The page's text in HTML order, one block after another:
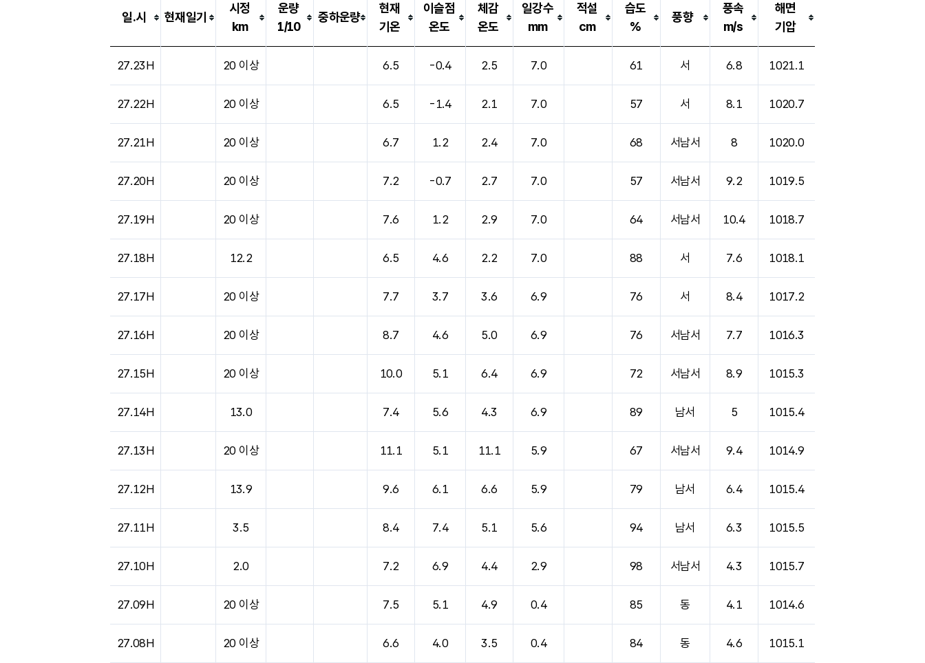
일.시 현재일기
시정
km
운량
1/10
중하운량
현재
기온
이슬점
온도
체감
온도
일강수
mm
적설
cm
습도
%
풍향
풍속
m/s
해면
기압
27.23H 20 이상 6.5 -0.4 2.5 7.0 61 서 6.8 1021.1
27.22H 20 이상 6.5 -1.4 2.1 7.0 57 서 8.1 1020.7
27.21H 20 이상 6.7 1.2 2.4 7.0 68 서남서 8 1020.0
27.20H 20 이상 7.2 -0.7 2.7 7.0 57 서남서 9.2 1019.5
27.19H 20 이상 7.6 1.2 2.9 7.0 64 서남서 10.4 1018.7
27.18H 12.2 6.5 4.6 2.2 7.0 88 서 7.6 1018.1
27.17H 20 이상 7.7 3.7 3.6 6.9 76 서 8.4 1017.2
27.16H 20 이상 8.7 4.6 5.0 6.9 76 서남서 7.7 1016.3
27.15H 20 이상 10.0 5.1 6.4 6.9 72 서남서 8.9 1015.3
27.14H 13.0 7.4 5.6 4.3 6.9 89 남서 5 1015.4
27.13H 20 이상 11.1 5.1 11.1 5.9 67 서남서 9.4 1014.9
27.12H 13.9 9.6 6.1 6.6 5.9 79 남서 6.4 1015.4
27.11H 3.5 8.4 7.4 5.1 5.6 94 남서 6.3 1015.5
27.10H 2.0 7.2 6.9 4.4 2.9 98 서남서 4.3 1015.7
27.09H 20 이상 7.5 5.1 4.9 0.4 85 동 4.1 1014.6
27.08H 20 이상 6.6 4.0 3.5 0.4 84 동 4.6 1015.1